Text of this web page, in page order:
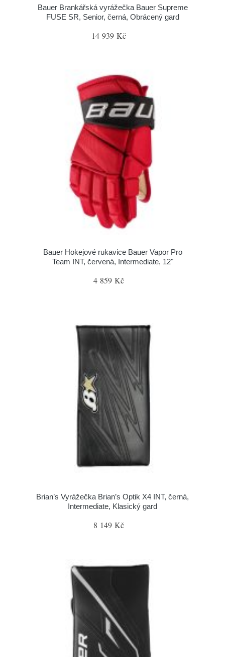
Bauer Brankářská vyrážečka Bauer Supreme
FUSE SR, Senior, černá, Obrácený gard
14 939 Kč
Bauer Hokejové rukavice Bauer Vapor Pro
Team INT, červená, Intermediate, 12"
4 859 Kč
Brian’s Vyrážečka Brian’s Optik X4 INT, černá,
Intermediate, Klasický gard
8 149 Kč